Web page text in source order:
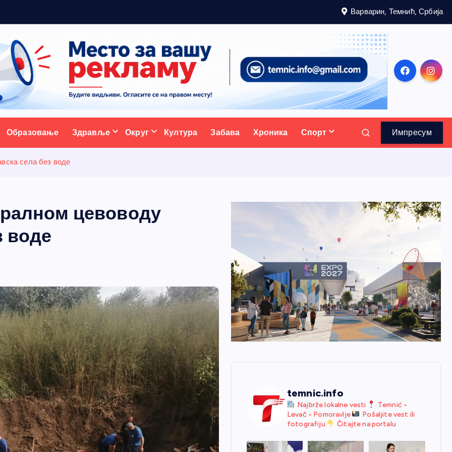
Варварин, Темнић, Србија
портал
Образовање Здравље Округ Култура Забава Хроника Спорт Импресум
села без воде
цевоводу
воде
temnic.info
Najbrže lokalne vesti
Temnić •
Levač • Pomoravlje
Pošaljite vest ili
fotografiju
Čitajte na portalu